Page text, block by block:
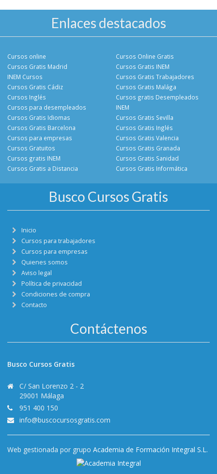
Enlaces destacados
Cursos online
Cursos Gratis Madrid
INEM Cursos
Cursos Gratis Cádiz
Cursos Online Gratis
Cursos Gratis INEM
Cursos Gratis Trabajadores
Cursos Gratis Malága
Cursos Inglés
Cursos para desempleados
Cursos Gratis Idiomas
Cursos Gratis Barcelona
Cursos gratis Desempleados
INEM
Cursos Gratis Sevilla
Cursos Gratis Inglés
Cursos para empresas
Cursos Gratuitos
Cursos gratis INEM
Cursos Gratis a Distancia
Cursos Gratis Valencia
Cursos Gratis Granada
Cursos Gratis Sanidad
Cursos Gratis Informática
Busco Cursos Gratis
Inicio
Cursos para trabajadores
Cursos para empresas
Quienes somos
Aviso legal
Política de privacidad
Condiciones de compra
Contacto
Contáctenos
Busco Cursos Gratis
C/ San Lorenzo 2 - 2
29001 Málaga
951 400 150
info@buscocursosgratis.com
Web gestionada por grupo Academia de Formación Integral S.L.